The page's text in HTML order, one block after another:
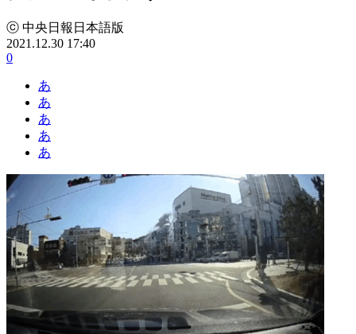
ⓒ 中央日報日本語版
2021.12.30 17:40
0
あ
あ
あ
あ
あ